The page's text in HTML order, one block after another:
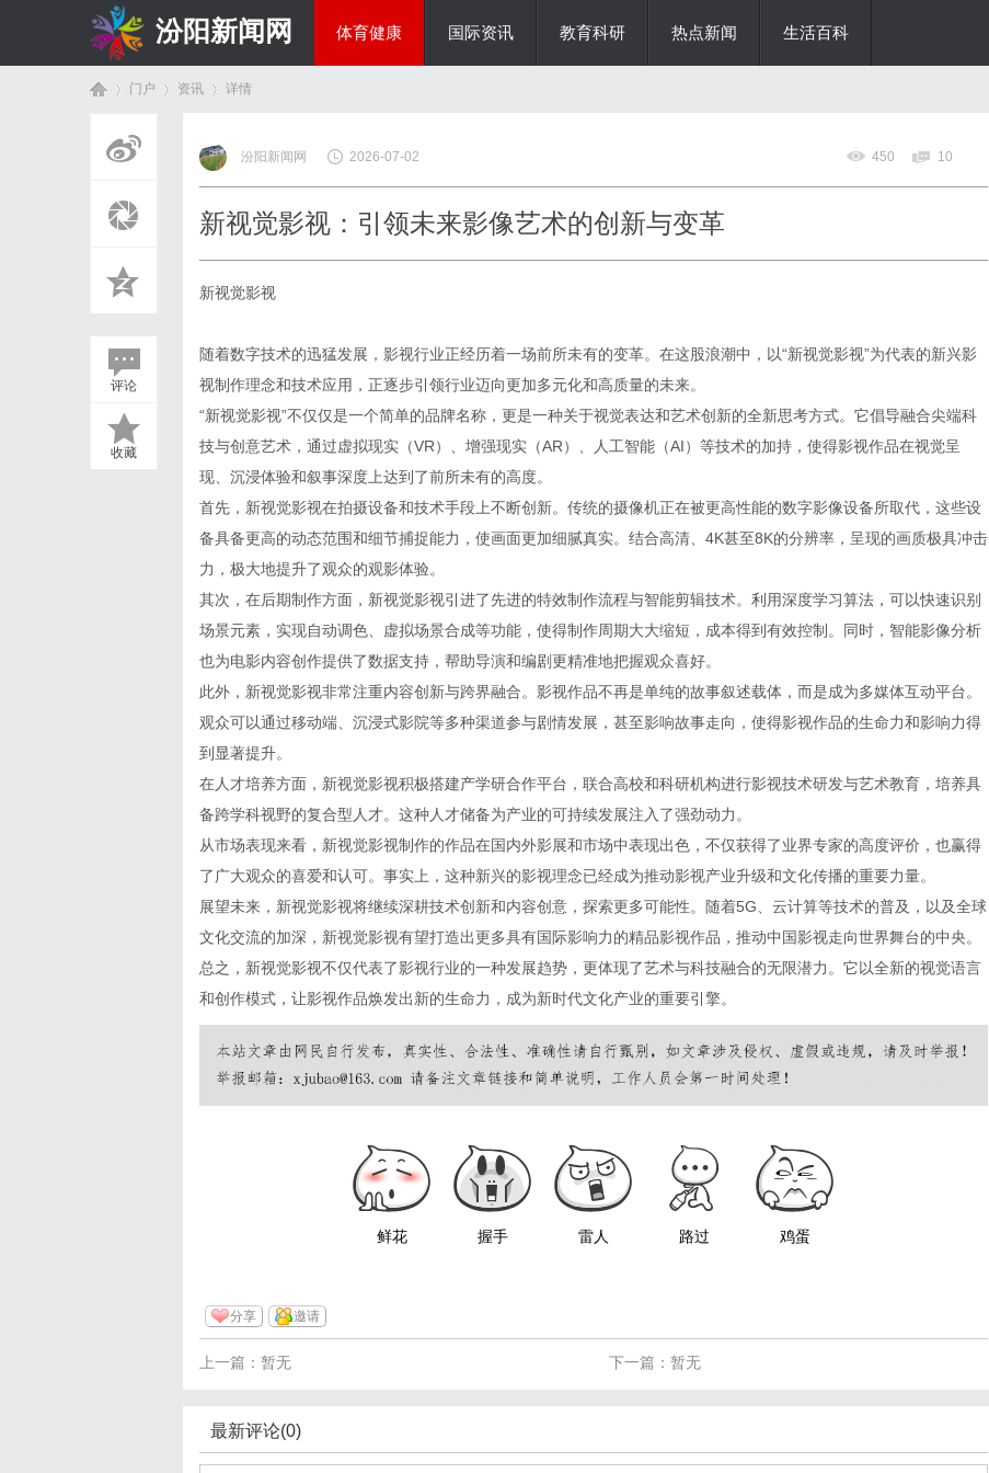
汾阳新闻网 体育健康 国际资讯 教育科研 热点新闻 生活百科
门户 资讯
›
详情
评论
收藏
汾阳新闻网 2026-07-02 450 10
新视觉影视：引领未来影像艺术的创新与变革
新视觉影视
随着数字技术的迅猛发展，影视行业正经历着一场前所未有的变革。在这股浪潮中，以“新视觉影视”为代表的新兴影
视制作理念和技术应用，正逐步引领行业迈向更加多元化和高质量的未来。
“新视觉影视”不仅仅是一个简单的品牌名称，更是一种关于视觉表达和艺术创新的全新思考方式。它倡导融合尖端科
技与创意艺术，通过虚拟现实（VR）、增强现实（AR）、人工智能（AI）等技术的加持，使得影视作品在视觉呈
现、沉浸体验和叙事深度上达到了前所未有的高度。
首先，新视觉影视在拍摄设备和技术手段上不断创新。传统的摄像机正在被更高性能的数字影像设备所取代，这些设
备具备更高的动态范围和细节捕捉能力，使画面更加细腻真实。结合高清、4K甚至8K的分辨率，呈现的画质极具冲击
力，极大地提升了观众的观影体验。
其次，在后期制作方面，新视觉影视引进了先进的特效制作流程与智能剪辑技术。利用深度学习算法，可以快速识别
场景元素，实现自动调色、虚拟场景合成等功能，使得制作周期大大缩短，成本得到有效控制。同时，智能影像分析
也为电影内容创作提供了数据支持，帮助导演和编剧更精准地把握观众喜好。
此外，新视觉影视非常注重内容创新与跨界融合。影视作品不再是单纯的故事叙述载体，而是成为多媒体互动平台。
观众可以通过移动端、沉浸式影院等多种渠道参与剧情发展，甚至影响故事走向，使得影视作品的生命力和影响力得
到显著提升。
在人才培养方面，新视觉影视积极搭建产学研合作平台，联合高校和科研机构进行影视技术研发与艺术教育，培养具
备跨学科视野的复合型人才。这种人才储备为产业的可持续发展注入了强劲动力。
从市场表现来看，新视觉影视制作的作品在国内外影展和市场中表现出色，不仅获得了业界专家的高度评价，也赢得
了广大观众的喜爱和认可。事实上，这种新兴的影视理念已经成为推动影视产业升级和文化传播的重要力量。
展望未来，新视觉影视将继续深耕技术创新和内容创意，探索更多可能性。随着5G、云计算等技术的普及，以及全球
文化交流的加深，新视觉影视有望打造出更多具有国际影响力的精品影视作品，推动中国影视走向世界舞台的中央。
总之，新视觉影视不仅代表了影视行业的一种发展趋势，更体现了艺术与科技融合的无限潜力。它以全新的视觉语言
和创作模式，让影视作品焕发出新的生命力，成为新时代文化产业的重要引擎。
鲜花 握手 雷人 路过 鸡蛋
分享 邀请
下一篇：暂无
上一篇：暂无
最新评论(0)